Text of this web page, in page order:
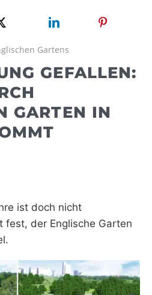
Gartens
GEFALLEN:
GARTEN IN
ist doch nicht
fest, der Englische Garten